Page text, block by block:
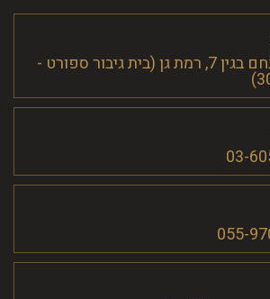
דרך מנחם בגין 7, רמת גן (בית גיבור ספורט -
03-
055-